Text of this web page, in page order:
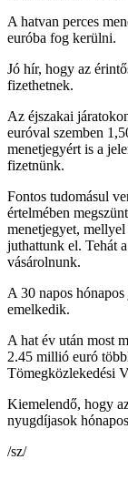
A hatvan perces
euróba fog kerülni.
Jó hír, hogy az
fizethetnek.
Az éjszakai
euróval szemben
menetjegyért is a
fizetnünk.
Fontos tudomásul
értelmében
menetjegyet,
juthattunk el. Tehát
vásárolnunk.
A 30 napos
emelkedik.
A hat év után most
2.45 millió euró
Tömegközlekedési
Kiemelendő, hogy
nyugdíjasok
/sz/